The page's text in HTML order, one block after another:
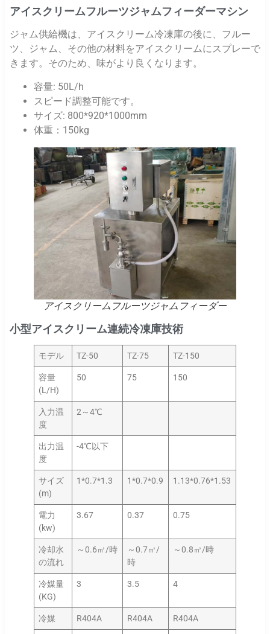
アイスクリームフルーツジャムフィーダーマシン
ジャム供給機は、アイスクリーム冷凍庫の後に、フルー
ツ、ジャム、その他の材料をアイスクリームにスプレーで
きます。そのため、味がより良くなります。
容量: 50L/h
スピード調整可能です。
サイズ: 800*920*1000mm
体重：150kg
アイスクリームフルーツジャムフィーダー
小型アイスクリーム連続冷凍庫技術
モデル TZ-50 TZ-75 TZ-150
容量
(L/H)
50 75 150
入力温
度
2～4℃
出力温
度
-4℃以下
サイズ
(m)
1*0.7*1.3 1*0.7*0.9 1.13*0.76*1.53
電力
(kw)
3.67 0.37 0.75
冷却水
の流れ
～0.6㎥/時
～0.7㎥/
時
～0.8㎥/時
冷媒量
(KG)
3 3.5 4
冷媒 R404A R404A R404A